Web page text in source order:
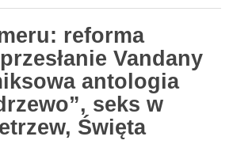
reforma
Vandany
antologia
seks w
Święta